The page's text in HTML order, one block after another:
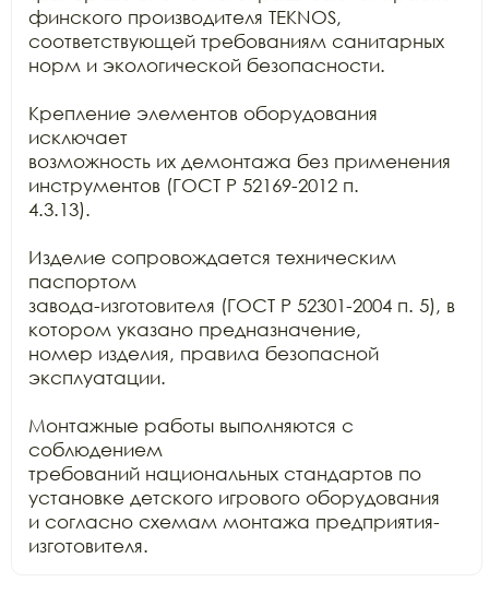
финского производителя TEKNOS,
соответствующей требованиям санитарных
норм и экологической безопасности.
Крепление элементов оборудования
исключает
возможность их демонтажа без применения
инструментов (ГОСТ Р 52169-2012 п.
4.3.13).
Изделие сопровождается техническим
паспортом
завода-изготовителя (ГОСТ Р 52301-2004 п. 5), в
котором указано предназначение,
номер изделия, правила безопасной
эксплуатации.
Монтажные работы выполняются с
соблюдением
требований национальных стандартов по
установке детского игрового оборудования
и согласно схемам монтажа предприятия-
изготовителя.